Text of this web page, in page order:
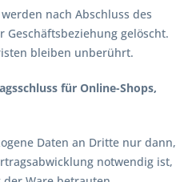
nach Abschluss des
gelöscht.
bleiben unberührt.
für Online-Shops,
Daten an Dritte nur dann,
notwendig ist,